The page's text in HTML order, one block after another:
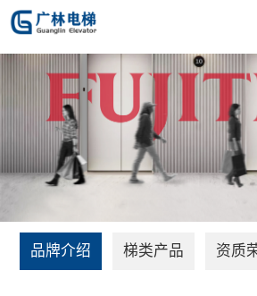
品牌介绍 梯类产品 资质